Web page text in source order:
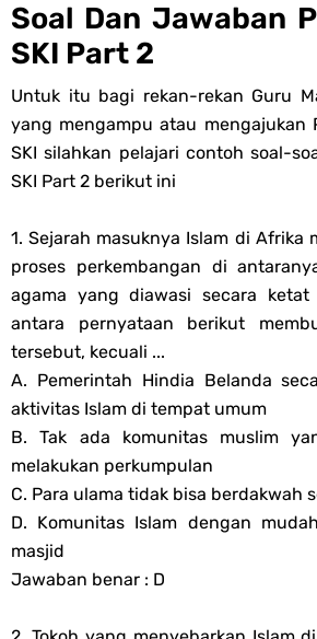
Soal OMI Geografi Terintegrasi
Soal OMI KIMIA Terintegrasi
Unduh Buku Teks Utama (BTU) Mapel Akidah
Dan MA Tahun 2026
Soal Dan Jawaban
SKI Part 2
Untuk itu bagi rekan-rekan Guru
yang mengampu atau mengajukan
SKI silahkan pelajari contoh soal-
SKI Part 2 berikut ini
1. Sejarah masuknya Islam di Afrika
proses perkembangan di
agama yang diawasi secara
antara pernyataan berikut
tersebut, kecuali ...
A. Pemerintah Hindia Belanda
aktivitas Islam di tempat umum
B. Tak ada komunitas muslim
melakukan perkumpulan
C. Para ulama tidak bisa berdakwah
D. Komunitas Islam dengan
masjid
Jawaban benar : D